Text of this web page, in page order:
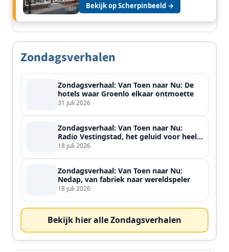
Bekijk op Scherpinbeeld →
Zondagsverhalen
Zondagsverhaal: Van Toen naar Nu: De
hotels waar Groenlo elkaar ontmoette
31 juli 2026
Zondagsverhaal: Van Toen naar Nu:
Radio Vestingstad, het geluid voor heel
de streek
18 juli 2026
Zondagsverhaal: Van Toen naar Nu:
Nedap, van fabriek naar wereldspeler
18 juli 2026
Bekijk hier alle Zondagsverhalen